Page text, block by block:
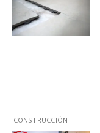
CONSTRUCCIÓN